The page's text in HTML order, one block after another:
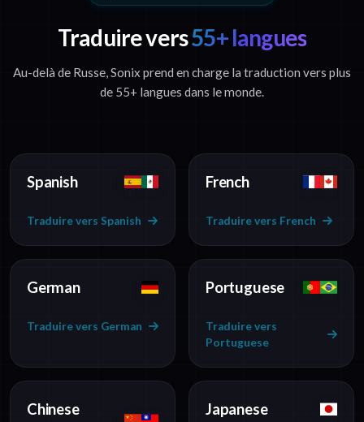
Traduire vers55+ langues
Au-delà de Russe, Sonix prend en charge la traduction vers plus
de 55+ langues dans le monde.
Spanish
Traduire vers Spanish
French
Traduire vers French
German
Traduire vers German
Portuguese
Traduire vers
Portuguese
Chinese
Japanese